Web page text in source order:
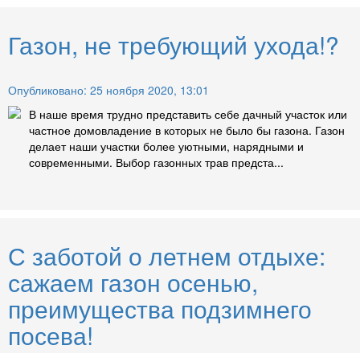
Газон, не требующий ухода!?
Опубликовано: 25 ноября 2020, 13:01
В наше время трудно представить себе дачный участок или
частное домовладение в которых не было бы газона. Газон
делает наши участки более уютными, нарядными и
современными. Выбор газонных трав предста...
С заботой о летнем отдыхе:
сажаем газон осенью,
преимущества подзимнего
посева!